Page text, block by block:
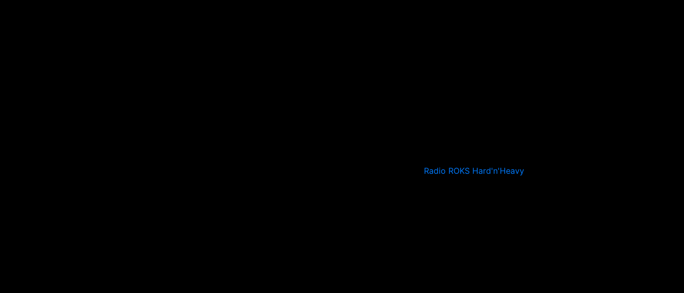
Radio ROKS Hard'n'Heavy